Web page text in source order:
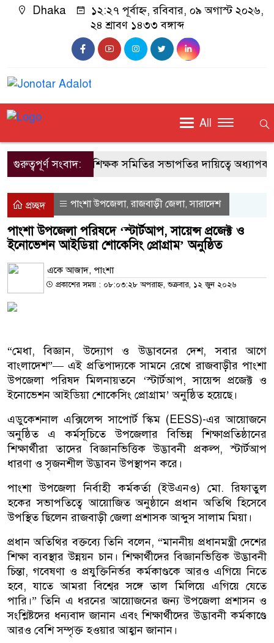
Dhaka
১২:২৭ পূর্বাহ্ন, রবিবার, ০৯ অগাস্ট ২০২৬,
২৪ শ্রাবণ ১৪৩৩ বঙ্গাব্দ
All
গুরুত্বপূর্ণ সংবাদ:জাবি শিক্ষক সমিতির সভাপতির দায়িত্বে অধ্যাপক
প্রচ্ছদ পাংশা উপজেলা,রাজবাড়ী জেলা,সারাদেশ
পাংশা উপজেলা পরিষদে ‘স্টার্টআপ, সায়েন্স প্রজেক্ট ও
ইনোভেশন আইডিয়া শোকেসিং প্রোগ্রাম’ অনুষ্ঠিত
একে আজাদ, পাংশা
প্রকাশের সময় : ০৮:০৩:২৮ অপরাহ্ন, শুক্রবার, ১২ জুন ২০২৬
“মেধা, বিজ্ঞান, উদ্যোগ ও উদ্ভাবনের দেশ, সবার আগে
বাংলাদেশ”— এই প্রতিপাদ্যকে সামনে রেখে রাজবাড়ীর পাংশা
উপজেলা পরিষদ মিলনায়তনে ‘স্টার্টআপ, সায়েন্স প্রজেক্ট ও
ইনোভেশন আইডিয়া শোকেসিং প্রোগ্রাম’ অনুষ্ঠিত হয়েছে।
এডুকেশনাল এক্সিলেন্স সাপোর্ট স্কিম (EESS)-এর আয়োজনে
অনুষ্ঠিত এ কর্মসূচিতে উপজেলার বিভিন্ন শিক্ষাপ্রতিষ্ঠানের
শিক্ষার্থীরা তাদের বিজ্ঞানভিত্তিক উদ্ভাবনী প্রকল্প, স্টার্টআপ
ধারণা ও সৃজনশীল উদ্ভাবন উপস্থাপন করে।
পাংশা উপজেলা নির্বাহী কর্মকর্তা (ইউএনও) মো. রিফাতুল
হকের সভাপতিত্বে আয়োজিত অনুষ্ঠানে প্রধান অতিথি হিসেবে
উপস্থিত ছিলেন রাজবাড়ী জেলা প্রশাসক আব্দুস সালাম মিয়া।
প্রধান অতিথির বক্তব্যে তিনি বলেন, “মাননীয় প্রধানমন্ত্রী দেশের
শিক্ষা ব্যবস্থার উন্নয়ন চান। শিক্ষার্থীদের বিজ্ঞানভিত্তিক উদ্ভাবনী
চিন্তা, গবেষণা ও প্রযুক্তিনির্ভর কর্মকাণ্ডকে আরও এগিয়ে নিতে
হবে, যাতে আমরা বিশ্বের সঙ্গে তাল মিলিয়ে এগিয়ে যেতে
পারি।” তিনি এ ধরনের আয়োজনের জন্য উপজেলা প্রশাসন ও
সংশ্লিষ্টদের ধন্যবাদ জানান এবং শিক্ষার্থীদের উদ্ভাবনী কর্মকাণ্ডে
আরও বেশি সম্পৃক্ত হওয়ার আহ্বান জানান।